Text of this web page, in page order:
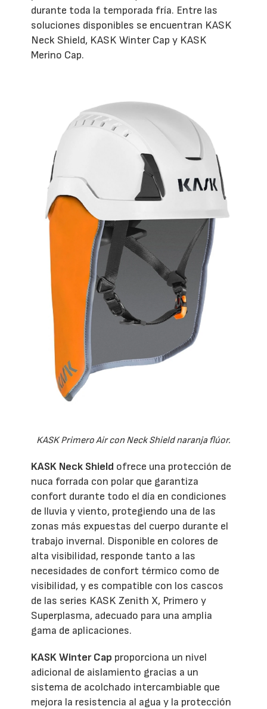
durante toda la temporada fría. Entre las
soluciones disponibles se encuentran KASK
Neck Shield, KASK Winter Cap y KASK
Merino Cap.
KASK Primero Air con Neck Shield naranja flúor.
KASK Neck Shield ofrece una protección de
nuca forrada con polar que garantiza
confort durante todo el día en condiciones
de lluvia y viento, protegiendo una de las
zonas más expuestas del cuerpo durante el
trabajo invernal. Disponible en colores de
alta visibilidad, responde tanto a las
necesidades de confort térmico como de
visibilidad, y es compatible con los cascos
de las series KASK Zenith X, Primero y
Superplasma, adecuado para una amplia
gama de aplicaciones.
KASK Winter Cap proporciona un nivel
adicional de aislamiento gracias a un
sistema de acolchado intercambiable que
mejora la resistencia al agua y la protección